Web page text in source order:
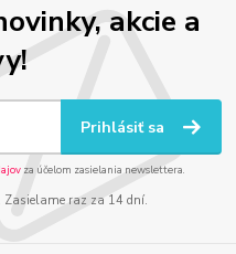
akcie a
Prihlásiť sa
za účelom zasielania newslettera.
Zasielame raz za 14 dní.